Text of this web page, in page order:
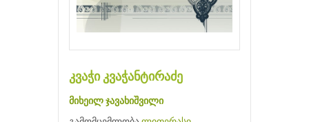
კვაჭი კვაჭანტირაძე
მიხეილ ჯავახიშვილი